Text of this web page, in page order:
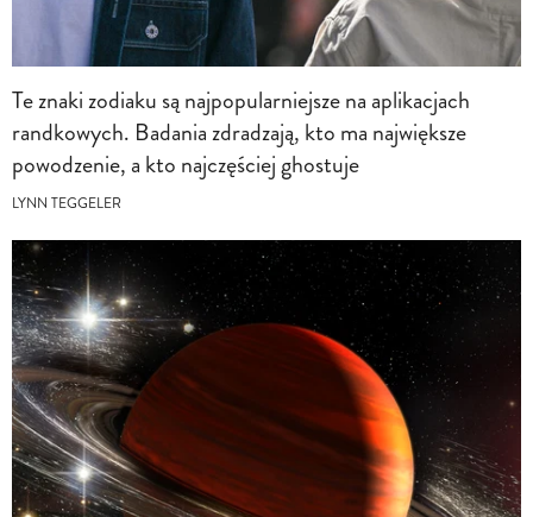
Te znaki zodiaku są najpopularniejsze na aplikacjach
randkowych. Badania zdradzają, kto ma największe
powodzenie, a kto najczęściej ghostuje
LYNN TEGGELER